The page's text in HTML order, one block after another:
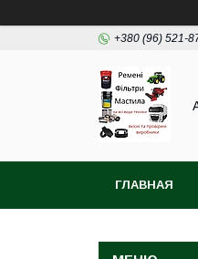
+380 (96) 521-
ГЛАВНАЯ